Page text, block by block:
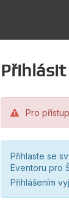
Přihlásit
Pro
Přihlaste se
Eventoru pro
Přihlášením